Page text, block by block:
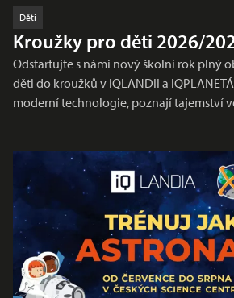
Děti
Kroužky pro děti 2026/
Odstartujte s námi nový školní rok plný
děti do kroužků v iQLANDII a
moderní technologie, poznají tajemství